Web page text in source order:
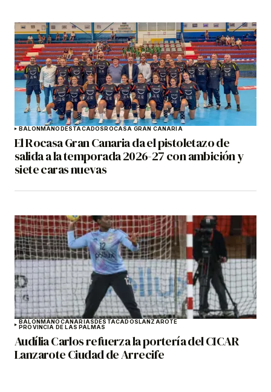
BALONMANODESTACADOSROCASA GRAN CANARIA
El Rocasa Gran Canaria da el pistoletazo de
salida a la temporada 2026-27 con ambición y
siete caras nuevas
BALONMANOCANARIASDESTACADOSLANZAROTE
PROVINCIA DE LAS PALMAS
Audília Carlos refuerza la portería del CICAR
Lanzarote Ciudad de Arrecife